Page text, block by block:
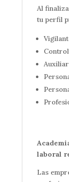
Al
tu perfil
laboral
Las